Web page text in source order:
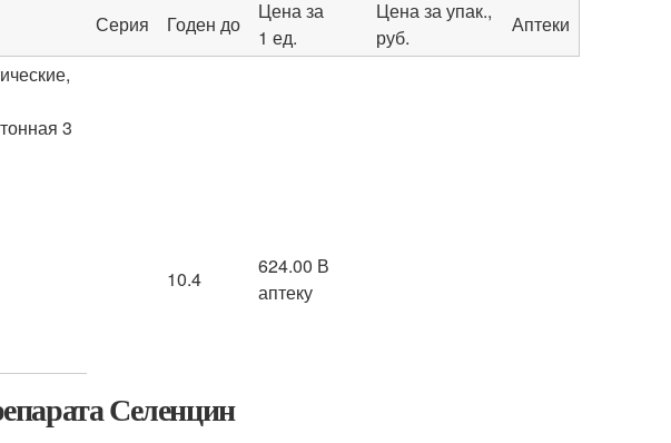
Серия Годен до
Цена за
1 ед.
Цена за упак.,
руб.
Аптеки
3
10.4
624.00 В
аптеку
Селенцин